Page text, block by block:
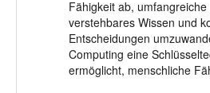
Fähigkeit ab,
verstehbares Wissen und
Entscheidungen
Computing eine
ermöglicht, menschliche